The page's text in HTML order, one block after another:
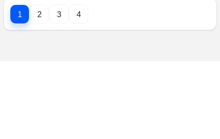
1 2 3 4